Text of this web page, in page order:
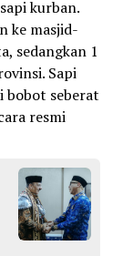
kurban.
ke masjid-
sedangkan 1
Sapi
seberat
resmi